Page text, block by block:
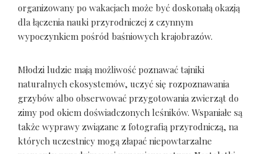
organizowany po wakacjach może być doskonałą okazją
dla łączenia nauki przyrodniczej z czynnym
wypoczynkiem pośród baśniowych krajobrazów.
Młodzi ludzie mają możliwość poznawać tajniki
naturalnych ekosystemów, uczyć się rozpoznawania
grzybów albo obserwować przygotowania zwierząt do
zimy pod okiem doświadczonych leśników. Wspaniałe są
także wyprawy związane z fotografią przyrodniczą, na
których uczestnicy mogą złapać niepowtarzalne